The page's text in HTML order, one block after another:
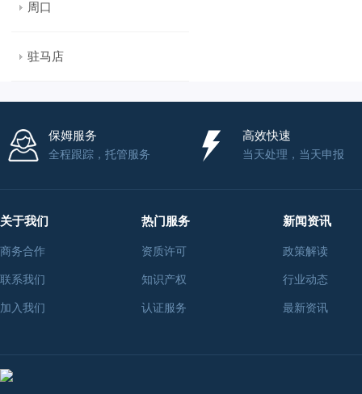
周口
驻马店
保姆服务
全程跟踪，托管服务
高效快速
当天处理，当天申报
关于我们
商务合作
联系我们
加入我们
热门服务
资质许可
知识产权
认证服务
新闻资讯
政策解读
行业动态
最新资讯